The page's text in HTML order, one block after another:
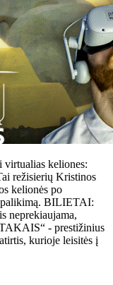
keliones:
režisierių Kristinos
kelionės po
BILIETAI:
neprekiaujama,
- prestižinius
kurioje leisitės į